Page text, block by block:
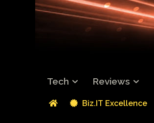
Tech Reviews
Biz.IT Excellence